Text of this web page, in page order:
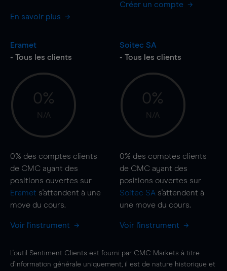
En savoir plus
Créer un compte
Eramet
- Tous les clients
0%
N/A
0% des comptes clients
de CMC ayant des
positions ouvertes sur
Eramet s'attendent à une
move du cours.
Voir l'instrument
Soitec SA
- Tous les clients
0%
N/A
0% des comptes clients
de CMC ayant des
positions ouvertes sur
Soitec SA s'attendent à
une move du cours.
Voir l'instrument
L'outil Sentiment Clients est fourni par CMC Markets à titre
d'information générale uniquement, il est de nature historique et